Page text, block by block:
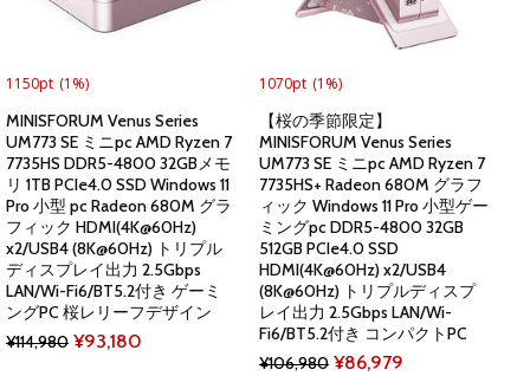
1150pt (1%)
MINISFORUM Venus Series
UM773 SE ミニpc AMD Ryzen 7
7735HS DDR5-4800 32GBメモ
リ 1TB PCIe4.0 SSD Windows 11
Pro 小型 pc Radeon 680M グラ
フィック HDMI(4K@60Hz)
x2/USB4 (8K@60Hz) トリプル
ディスプレイ出力 2.5Gbps
LAN/Wi-Fi6/BT5.2付き ゲーミ
ングPC 桜レリーフデザイン
¥114,980 Original
¥93,180
1070pt (1%)
【桜の季節限定】
MINISFORUM Venus Series
UM773 SE ミニpc AMD Ryzen 7
7735HS+ Radeon 680M グラフ
ィック Windows 11 Pro 小型ゲー
ミングpc DDR5-4800 32GB
512GB PCIe4.0 SSD
HDMI(4K@60Hz) x2/USB4
(8K@60Hz) トリプルディスプ
レイ出力 2.5Gbps LAN/Wi-
Fi6/BT5.2付き コンパクトPC
¥106,980 Original
¥86,979